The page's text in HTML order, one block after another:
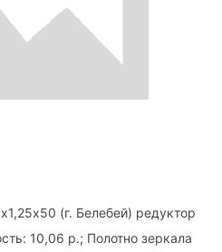
(г. Белебей) редуктор
10,06 р.; Полотно зеркала